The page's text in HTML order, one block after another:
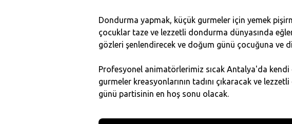
Dondurma yapmak, küçük gurmeler için yemek
çocuklar taze ve lezzetli dondurma dünyasında
gözleri şenlendirecek ve doğum günü çocuğuna ve
Profesyonel animatörlerimiz sıcak Antalya'da kendi
gurmeler kreasyonlarının tadını çıkaracak ve
günü partisinin en hoş sonu olacak.